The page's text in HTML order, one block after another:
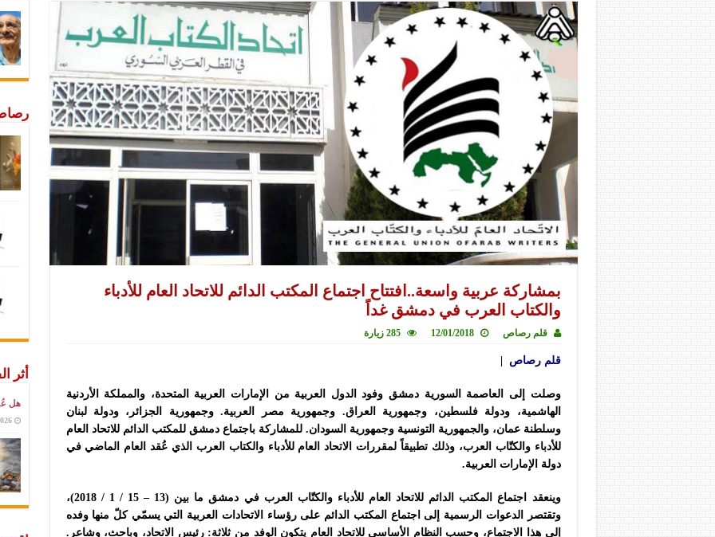
بمشاركة عربية واسعة..افتتاح اجتماع المكتب الدائم للاتحاد العام للأدباء
والكتاب العرب في دمشق غداً
قلم رصاص 12/01/2018 285 زيارة
قلم رصاص |
وصلت إلى العاصمة السورية دمشق وفود الدول العربية من الإمارات العربية المتحدة، والمملكة الأردنية
الهاشمية، ودولة فلسطين، وجمهورية العراق. وجمهورية مصر العربية. وجمهورية الجزائر، ودولة لبنان
وسلطنة عمان، والجمهورية التونسية وجمهورية السودان. للمشاركة باجتماع دمشق للمكتب الدائم للاتحاد العام
للأدباء والكتّاب العرب، وذلك تطبيقاً لمقررات الاتحاد العام للأدباء والكتاب العرب الذي عُقد العام الماضي في
دولة الإمارات العربية.
وينعقد اجتماع المكتب الدائم للاتحاد العام للأدباء والكتّاب العرب في دمشق ما بين (13 – 15 / 1 / 2018)،
وتقتصر الدعوات الرسمية إلى اجتماع المكتب الدائم على رؤساء الاتحادات العربية التي يسمّي كلّ منها وفده
إلى هذا الاجتماع، وحسب النظام الأساسي للاتحاد العام يتكون الوفد من ثلاثة: رئيس الاتحاد، وباحث، وشاعر.
أثر
هل